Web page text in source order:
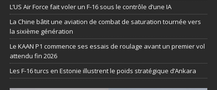
L’US Air Force fait voler un F-16 sous le contrôle d’une IA
La Chine bâtit une aviation de combat de saturation tournée vers
la sixième génération
Le KAAN P1 commence ses essais de roulage avant un premier vol
attendu fin 2026
Les F-16 turcs en Estonie illustrent le poids stratégique d’Ankara